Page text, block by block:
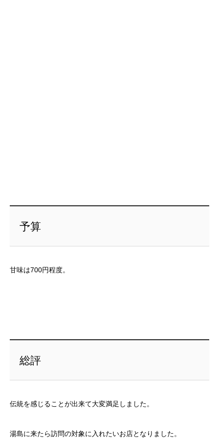
予算
甘味は700円程度。
総評
伝統を感じることが出来て大変満足しました。
湯島に来たら訪問の対象に入れたいお店となりました。